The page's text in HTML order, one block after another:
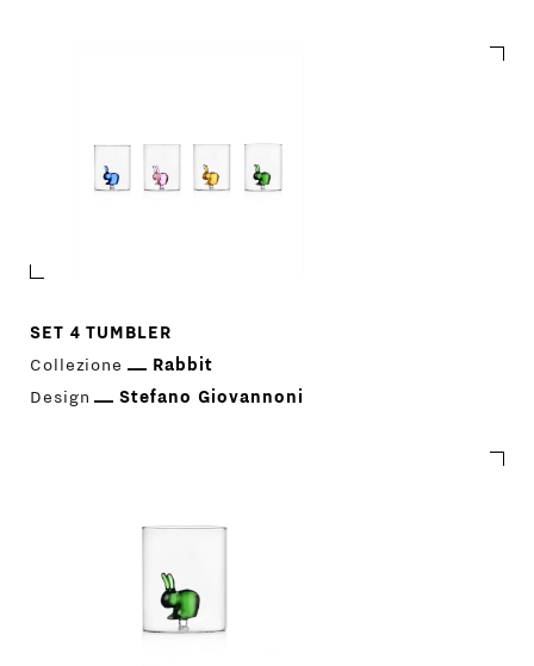
SET 4 TUMBLER
Collezione
Rabbit
Design
Stefano Giovannoni